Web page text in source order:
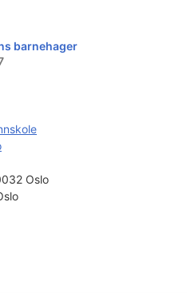
barnehager
Oslo